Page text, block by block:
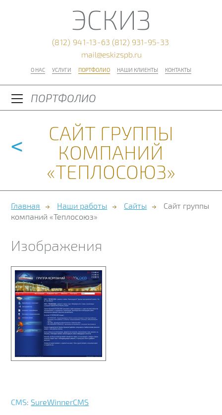
ЭСКИЗ
(812) 941-13-63 (812) 931-95-33
mail@eskizspb.ru
О НАС УСЛУГИ ПОРТФОЛИО НАШИ КЛИЕНТЫ КОНТАКТЫ
<
САЙТ ГРУППЫ
КОМПАНИЙ
«ТЕПЛОСОЮЗ»
ПОРТФОЛИО
Главная Наши работы Сайты
Сайт группы
компаний «Теплосоюз»
Изображения
CMS: SureWinnerCMS